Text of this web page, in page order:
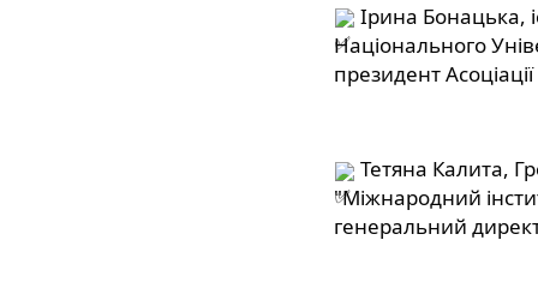
Ірина Бонацька,
Національного
президент Асоціації
Тетяна Калита,
"Міжнародний
генеральний